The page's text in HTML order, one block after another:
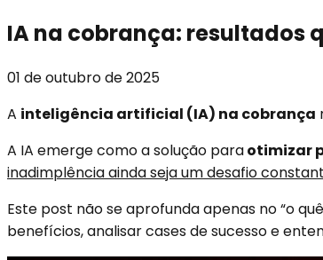
IA na cobrança: resultados
01 de outubro de 2025
A inteligência artificial (IA) na cobrança
A IA emerge como a solução paraotimizar
inadimplência ainda seja um desafio
Este post não se aprofunda apenas no “o
benefícios, analisar cases de sucesso e